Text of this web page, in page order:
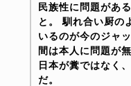
民族性に問題があ
と。 馴れ合い厨の
いるのが今のジャ
間は本人に問題が
日本が糞ではなく
だ。